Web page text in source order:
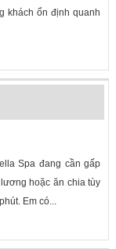
khách ổn định quanh
Spa đang cần gấp
hoặc ăn chia tùy
Em có...